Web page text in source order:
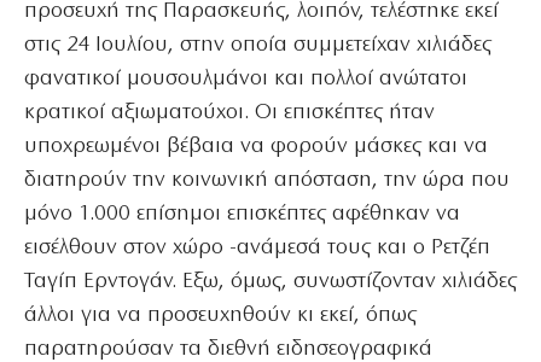
προσευχή της Παρασκευής, λοιπόν, τελέστηκε εκεί
στις 24 Ιουλίου, στην οποία συμμετείχαν χιλιάδες
φανατικοί μουσουλμάνοι και πολλοί ανώτατοι
κρατικοί αξιωματούχοι. Οι επισκέπτες ήταν
υποχρεωμένοι βέβαια να φορούν μάσκες και να
διατηρούν την κοινωνική απόσταση, την ώρα που
μόνο 1.000 επίσημοι επισκέπτες αφέθηκαν να
εισέλθουν στον χώρο -ανάμεσά τους και ο Ρετζέπ
Ταγίπ Ερντογάν. Εξω, όμως, συνωστίζονταν χιλιάδες
άλλοι για να προσευχηθούν κι εκεί, όπως
παρατηρούσαν τα διεθνή ειδησεογραφικά